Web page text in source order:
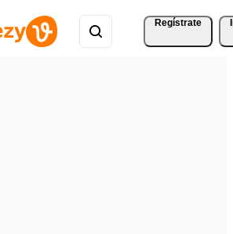
Regístrate